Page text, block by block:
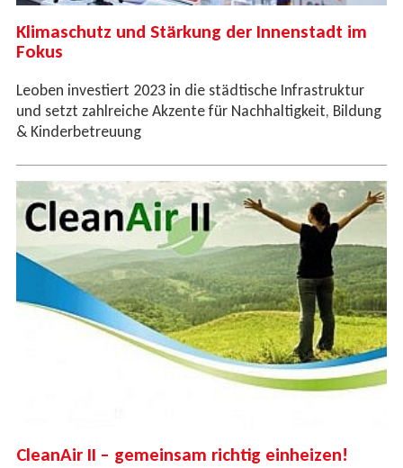
Klimaschutz und Stärkung der Innenstadt im
Fokus
Leoben investiert 2023 in die städtische Infrastruktur
und setzt zahlreiche Akzente für Nachhaltigkeit, Bildung
& Kinderbetreuung
CleanAir II – gemeinsam richtig einheizen!